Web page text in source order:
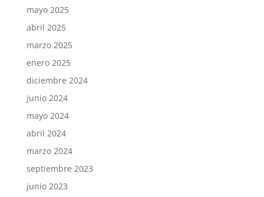
mayo 2025
abril 2025
marzo 2025
enero 2025
diciembre 2024
junio 2024
mayo 2024
abril 2024
marzo 2024
septiembre 2023
junio 2023